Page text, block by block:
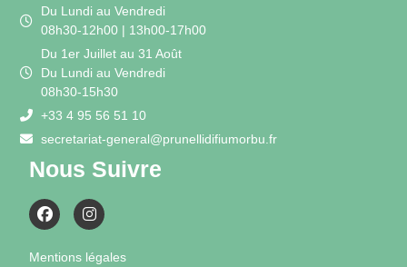
Du Lundi au Vendredi
08h30-12h00 | 13h00-17h00
Du 1er Juillet au 31 Août
Du Lundi au Vendredi
08h30-15h30
+33 4 95 56 51 10
secretariat-general@prunellidifiumorbu.fr
Nous Suivre
Mentions légales